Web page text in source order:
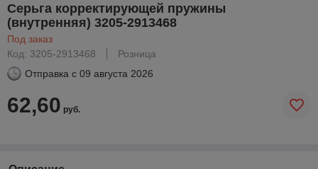
Серьга корректирующей пружины
(внутренняя) 3205-2913468
Под заказ
Код: 3205-2913468
Розница
Отправка с 09 августа 2026
62,60 руб.